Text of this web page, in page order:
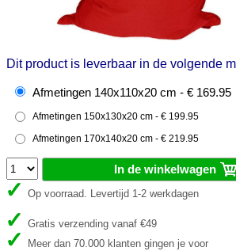
Dit product is leverbaar in de volgende
Afmetingen 140x110x20 cm - € 169.95
Afmetingen 150x130x20 cm - € 199.95
Afmetingen 170x140x20 cm - € 219.95
In de winkelwagen
Op voorraad. Levertijd 1-2 werkdagen
Gratis verzending vanaf €49
Meer dan 70.000 klanten gingen je voor